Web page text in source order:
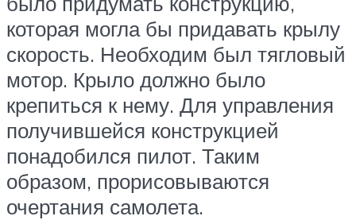
которая могла бы придавать крылу
скорость. Необходим был тягловый
мотор. Крыло должно было
крепиться к нему. Для управления
получившейся конструкцией
понадобился пилот. Таким
образом, прорисовываются
очертания самолета.